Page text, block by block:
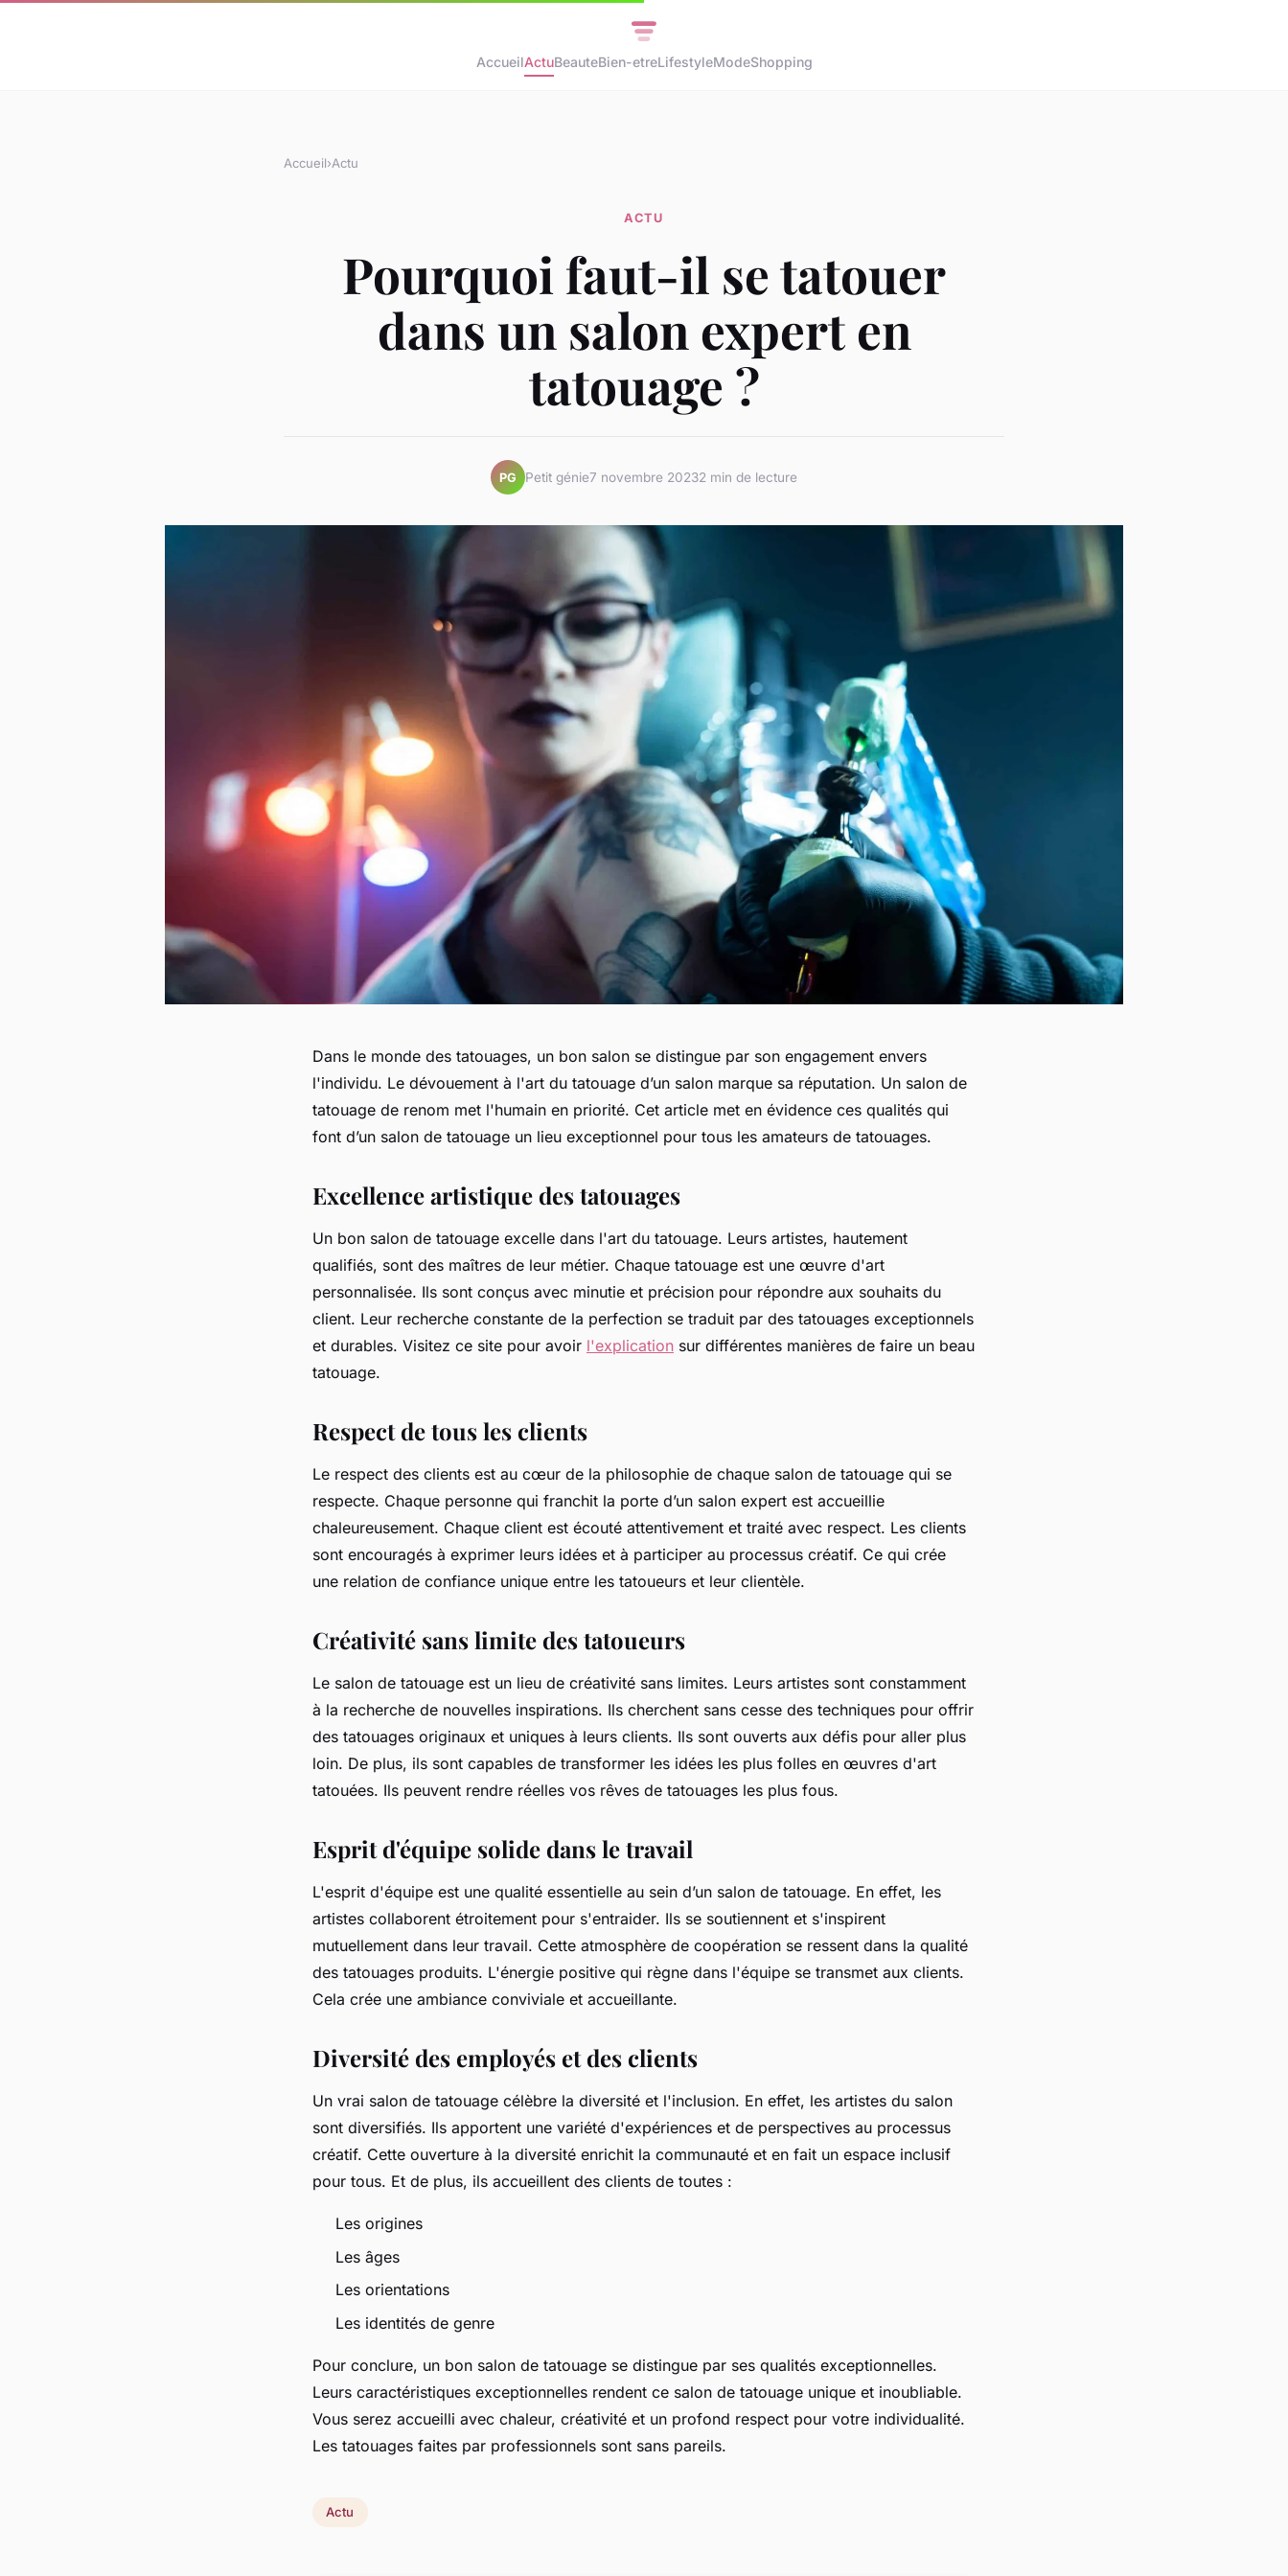
AccueilActuBeauteBien-etreLifestyleModeShopping
Accueil›Actu
ACTU
Pourquoi faut-il se tatouer
dans un salon expert en
tatouage ?
PG Petit génie7 novembre 20232 min de lecture
Dans le monde des tatouages, un bon salon se distingue par son engagement envers
l'individu. Le dévouement à l'art du tatouage d’un salon marque sa réputation. Un salon de
tatouage de renom met l'humain en priorité. Cet article met en évidence ces qualités qui
font d’un salon de tatouage un lieu exceptionnel pour tous les amateurs de tatouages.
Excellence artistique des tatouages
Un bon salon de tatouage excelle dans l'art du tatouage. Leurs artistes, hautement
qualifiés, sont des maîtres de leur métier. Chaque tatouage est une œuvre d'art
personnalisée. Ils sont conçus avec minutie et précision pour répondre aux souhaits du
client. Leur recherche constante de la perfection se traduit par des tatouages exceptionnels
et durables. Visitez ce site pour avoir l'explication sur différentes manières de faire un beau
tatouage.
Respect de tous les clients
Le respect des clients est au cœur de la philosophie de chaque salon de tatouage qui se
respecte. Chaque personne qui franchit la porte d’un salon expert est accueillie
chaleureusement. Chaque client est écouté attentivement et traité avec respect. Les clients
sont encouragés à exprimer leurs idées et à participer au processus créatif. Ce qui crée
une relation de confiance unique entre les tatoueurs et leur clientèle.
Créativité sans limite des tatoueurs
Le salon de tatouage est un lieu de créativité sans limites. Leurs artistes sont constamment
à la recherche de nouvelles inspirations. Ils cherchent sans cesse des techniques pour offrir
des tatouages originaux et uniques à leurs clients. Ils sont ouverts aux défis pour aller plus
loin. De plus, ils sont capables de transformer les idées les plus folles en œuvres d'art
tatouées. Ils peuvent rendre réelles vos rêves de tatouages les plus fous.
Esprit d'équipe solide dans le travail
L'esprit d'équipe est une qualité essentielle au sein d’un salon de tatouage. En effet, les
artistes collaborent étroitement pour s'entraider. Ils se soutiennent et s'inspirent
mutuellement dans leur travail. Cette atmosphère de coopération se ressent dans la qualité
des tatouages produits. L'énergie positive qui règne dans l'équipe se transmet aux clients.
Cela crée une ambiance conviviale et accueillante.
Diversité des employés et des clients
Un vrai salon de tatouage célèbre la diversité et l'inclusion. En effet, les artistes du salon
sont diversifiés. Ils apportent une variété d'expériences et de perspectives au processus
créatif. Cette ouverture à la diversité enrichit la communauté et en fait un espace inclusif
pour tous. Et de plus, ils accueillent des clients de toutes :
Les origines
Les âges
Les orientations
Les identités de genre
Pour conclure, un bon salon de tatouage se distingue par ses qualités exceptionnelles.
Leurs caractéristiques exceptionnelles rendent ce salon de tatouage unique et inoubliable.
Vous serez accueilli avec chaleur, créativité et un profond respect pour votre individualité.
Les tatouages faites par professionnels sont sans pareils.
Actu